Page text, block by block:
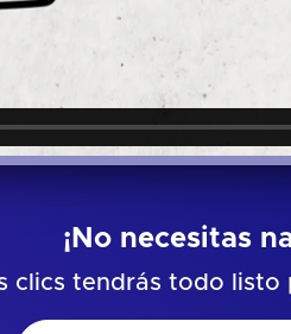
¡No necesitas
clics tendrás todo